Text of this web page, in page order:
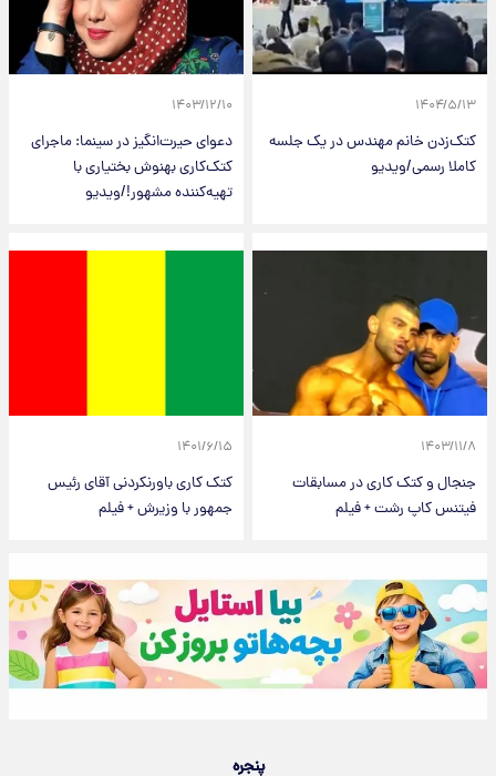
۱۴۰۴/۵/۱۳
کتک‌زدن خانم مهندس در یک جلسه
کاملا رسمی/ویدیو
۱۴۰۳/۱۲/۱۰
دعوای حیرت‌انگیز در سینما: ماجرای
کتک‌کاری بهنوش بختیاری با
تهیه‌کننده مشهور!/ویدیو
۱۴۰۳/۱۱/۸
جنجال و کتک کاری در مسابقات
فیتنس کاپ رشت + فیلم
۱۴۰۱/۶/۱۵
کتک‌ کاری باورنکردنی آقای رئیس‌
جمهور با وزیرش + فیلم
پنجره